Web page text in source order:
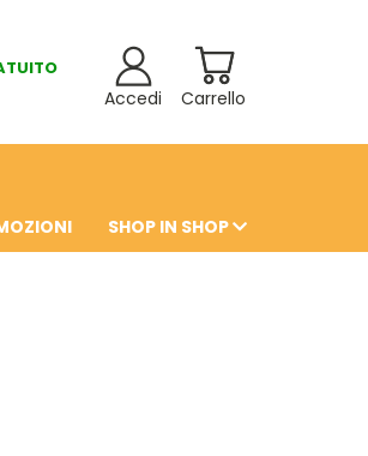
Carrello
Accedi
SHOP IN SHOP